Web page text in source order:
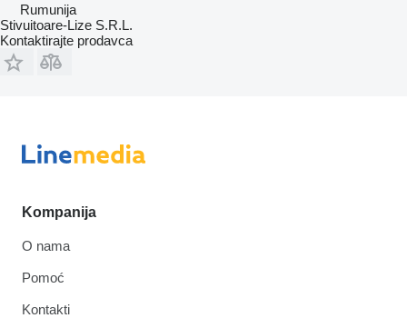
Rumunija
Stivuitoare-Lize S.R.L.
Kontaktirajte prodavca
Kompanija
O nama
Pomoć
Kontakti